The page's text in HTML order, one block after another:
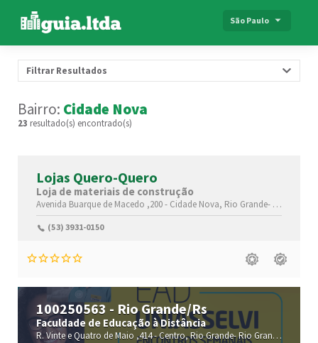
São Paulo
Filtrar Resultados
Bairro: Cidade Nova
23 resultado(s) encontrado(s)
Lojas Quero-Quero
Loja de materiais de construção
Avenida Buarque de Macedo ,200 - Cidade Nova, Rio Grande- Rio
(53) 3931-0150
100250563 - Rio Grande/Rs
Faculdade de Educação à Distância
R. Vinte e Quatro de Maio ,414 -Centro,Rio Grande-Rio Grande do Sul(RS)